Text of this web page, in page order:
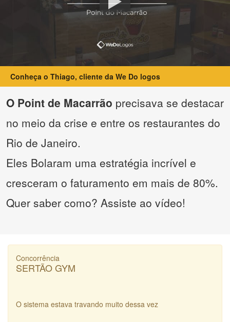
Conheça o Thiago, cliente da We Do logos
O Point de Macarrão precisava se destacar
no meio da crise e entre os restaurantes do
Rio de Janeiro.
Eles Bolaram uma estratégia incrível e
cresceram o faturamento em mais de 80%.
Quer saber como? Assiste ao vídeo!
Concorrência
SERTÃO GYM
O sistema estava travando muito dessa vez